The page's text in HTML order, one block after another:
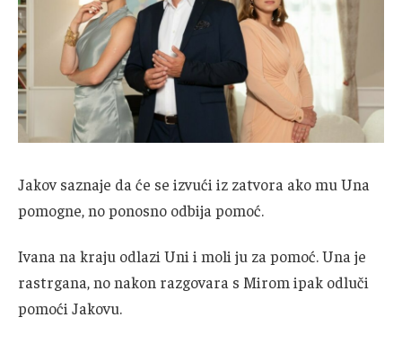
Jakov saznaje da će se izvući iz zatvora ako mu Una
pomogne, no ponosno odbija pomoć.
Ivana na kraju odlazi Uni i moli ju za pomoć. Una je
rastrgana, no nakon razgovara s Mirom ipak odluči
pomoći Jakovu.